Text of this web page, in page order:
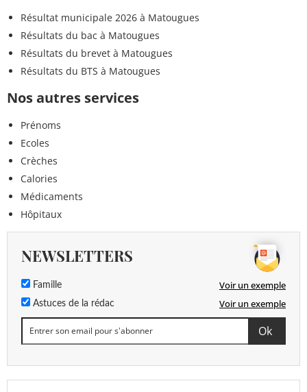
Résultat municipale 2026 à Matougues
Résultats du bac à Matougues
Résultats du brevet à Matougues
Résultats du BTS à Matougues
Nos autres services
Prénoms
Ecoles
Crèches
Calories
Médicaments
Hôpitaux
NEWSLETTERS
Famille Voir un exemple
Astuces de la rédac Voir un exemple